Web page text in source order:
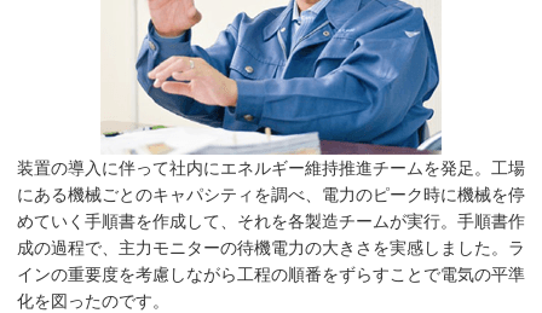
装置の導入に伴って社内にエネルギー維持推進チームを発足。工場
にある機械ごとのキャパシティを調べ、電力のピーク時に機械を停
めていく手順書を作成して、それを各製造チームが実行。手順書作
成の過程で、主力モニターの待機電力の大きさを実感しました。ラ
インの重要度を考慮しながら工程の順番をずらすことで電気の平準
化を図ったのです。